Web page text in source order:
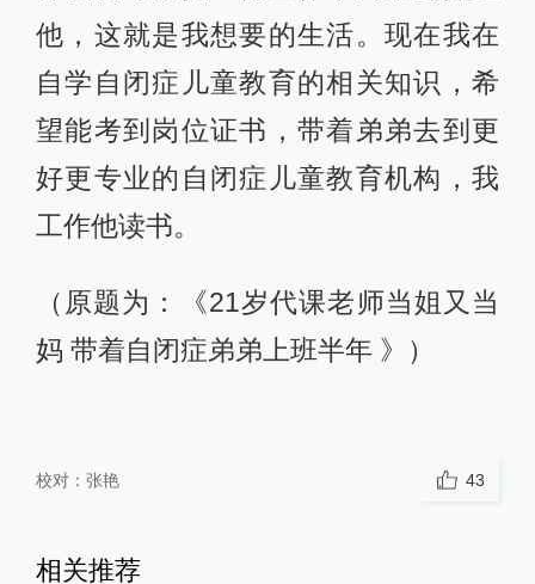
他，这就是我想要的生活。现在我在
自学自闭症儿童教育的相关知识，希
望能考到岗位证书，带着弟弟去到更
好更专业的自闭症儿童教育机构，我
工作他读书。
（原题为：《21岁代课老师当姐又当
妈 带着自闭症弟弟上班半年 》）
校对： 张艳 43
相关推荐